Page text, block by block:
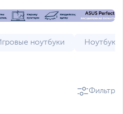
ноутбуки Ноутбуки
Фильтр